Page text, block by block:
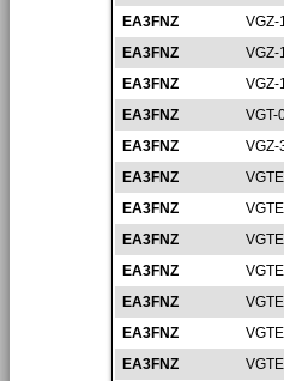
EA3FNZ
VGZ-
EA3FNZ
VGZ-
EA3FNZ
VGZ-
EA3FNZ
VGT-
EA3FNZ
VGZ-
EA3FNZ
EA3FNZ
EA3FNZ
EA3FNZ
EA3FNZ
EA3FNZ
EA3FNZ